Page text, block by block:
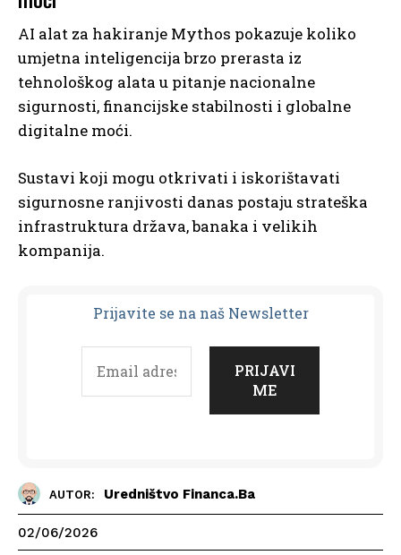
AI alat za hakiranje Mythos pokazuje koliko
umjetna inteligencija brzo prerasta iz
tehnološkog alata u pitanje nacionalne
sigurnosti, financijske stabilnosti i globalne
digitalne moći.
Sustavi koji mogu otkrivati i iskorištavati
sigurnosne ranjivosti danas postaju strateška
infrastruktura država, banaka i velikih
kompanija.
Prijavite se na naš Newsletter
AUTOR: Uredništvo Financa.ba
02/06/2026